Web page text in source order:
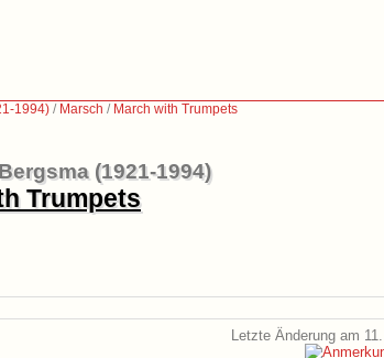
1994) / Marsch / March with Trumpets
(1921-1994)
Trumpets
Letzte Änderung am